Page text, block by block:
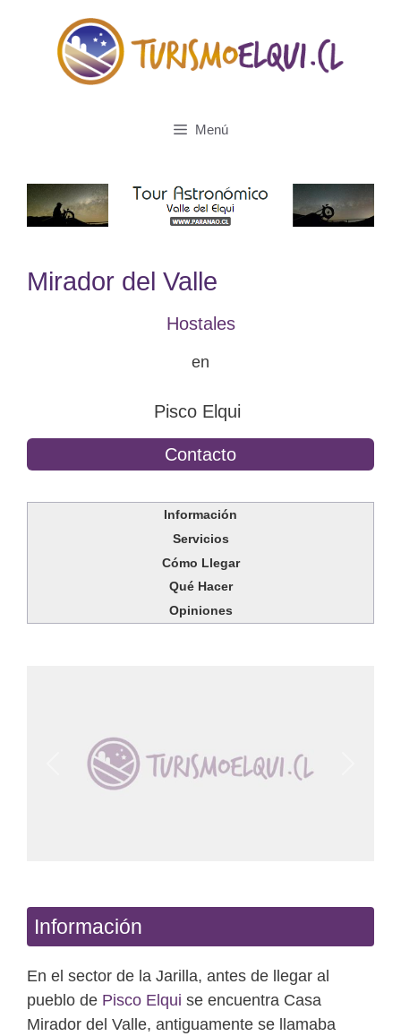
contenido
Menú
Mirador del Valle
Hostales
en
Pisco Elqui
Contacto
Información
Servicios
Cómo Llegar
Qué Hacer
Opiniones
Anterior
Información
En el sector de la Jarilla, antes de llegar al
pueblo de Pisco Elqui se encuentra Casa
Mirador del Valle, antiguamente se llamaba